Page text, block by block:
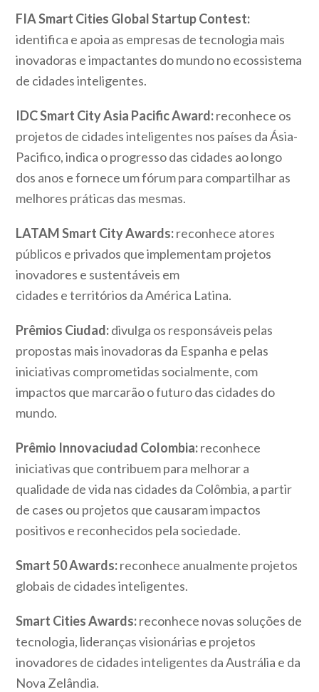
FIA Smart Cities Global Startup Contest:
identifica e apoia as empresas de tecnologia mais
inovadoras e impactantes do mundo no ecossistema
de cidades inteligentes.
IDC Smart City Asia Pacific Award:reconhece os
projetos de cidades inteligentes nos países da Ásia-
Pacifico, indica o progresso das cidades ao longo
dos anos e fornece um fórum para compartilhar as
melhores práticas das mesmas.
LATAM Smart City Awards:reconhece atores
públicos e privados que implementam projetos
inovadores e sustentáveis em
cidades e territórios da América Latina.
Prêmios Ciudad:divulga os responsáveis pelas
propostas mais inovadoras da Espanha e pelas
iniciativas comprometidas socialmente, com
impactos que marcarão o futuro das cidades do
mundo.
Prêmio Innovaciudad Colombia:reconhece
iniciativas que contribuem para melhorar a
qualidade de vida nas cidades da Colômbia, a partir
de cases ou projetos que causaram impactos
positivos e reconhecidos pela sociedade.
Smart 50 Awards:reconhece anualmente projetos
globais de cidades inteligentes.
Smart Cities Awards:reconhece novas soluções de
tecnologia, lideranças visionárias e projetos
inovadores de cidades inteligentes da Austrália e da
Nova Zelândia.